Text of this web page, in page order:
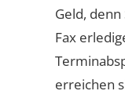
Geld,
Fax
erreichen